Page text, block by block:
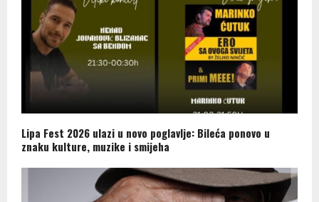
Lipa Fest 2026 ulazi u novo poglavlje: Bileća ponovo u
znaku kulture, muzike i smijeha